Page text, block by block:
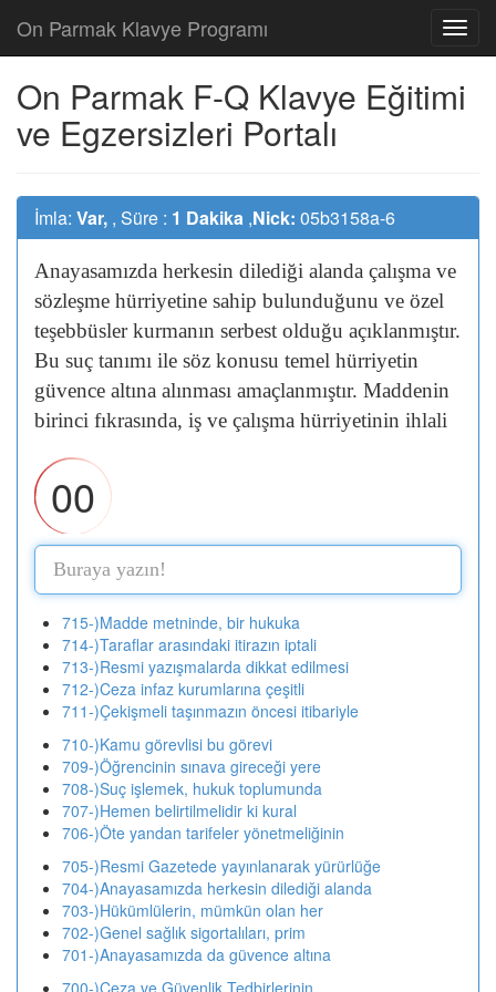
On Parmak Klavye Programı
On Parmak F-Q Klavye Eğitimi
ve Egzersizleri Portalı
İmla: Var, , Süre : 1 Dakika ,Nick: 05b3158a-6
Anayasamızda herkesin dilediği alanda çalışma ve
sözleşme hürriyetine sahip bulunduğunu ve özel
teşebbüslerkurmanın serbest olduğu açıklanmıştır.
Bu suç tanımı ile söz konusu temel hürriyetin
güvence altına alınması amaçlanmıştır. Maddenin
birinci fıkrasında, iş ve çalışma hürriyetinin ihlali
00
715-)Madde metninde, bir hukuka
714-)Taraflar arasındaki itirazın iptali
713-)Resmi yazışmalarda dikkat edilmesi
712-)Ceza infaz kurumlarına çeşitli
711-)Çekişmeli taşınmazın öncesi itibariyle
710-)Kamu görevlisi bu görevi
709-)Öğrencinin sınava gireceği yere
708-)Suç işlemek, hukuk toplumunda
707-)Hemen belirtilmelidir ki kural
706-)Öte yandan tarifeler yönetmeliğinin
705-)Resmi Gazetede yayınlanarak yürürlüğe
704-)Anayasamızda herkesin dilediği alanda
703-)Hükümlülerin, mümkün olan her
702-)Genel sağlık sigortalıları, prim
701-)Anayasamızda da güvence altına
700-)Ceza ve Güvenlik Tedbirlerinin